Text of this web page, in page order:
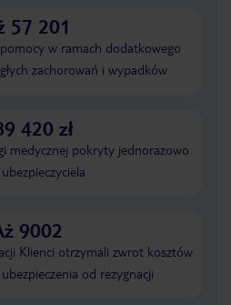
57 201
w ramach dodatkowego
zachorowań i wypadków
420 zł
medycznej pokryty jednorazowo
9002
Klienci otrzymali zwrot kosztów
od rezygnacji